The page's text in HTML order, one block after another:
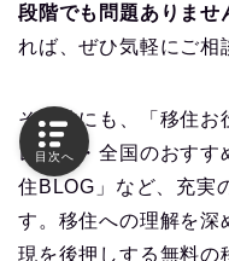
段階でも問題ありませ
れば、ぜひ気軽にご相
その他にも、「移住お
レンド・全国のおすす
住BLOG」など、充実
す。移住への理解を深
現を後押しする無料の
目次へ